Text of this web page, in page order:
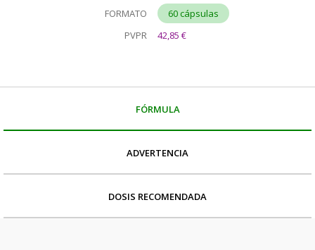
FORMATO
60 cápsulas
PVPR
42,85 €
FÓRMULA
ADVERTENCIA
DOSIS RECOMENDADA